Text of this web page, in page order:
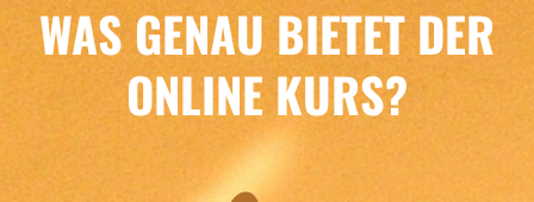
WAS GENAU BIETET DER
ONLINE KURS?